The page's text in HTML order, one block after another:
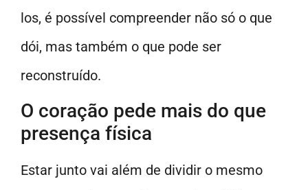
los, é possível compreender não só o que
dói, mas também o que pode ser
reconstruído.
O coração pede mais do que
presença física
Estar junto vai além de dividir o mesmo